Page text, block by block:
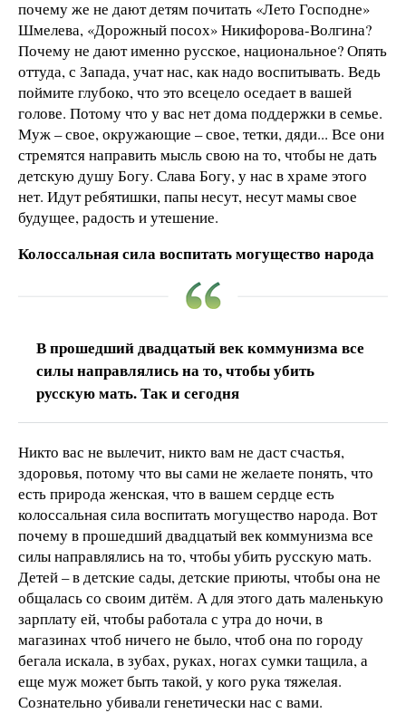
почему же не дают детям почитать «Лето Господне»
Шмелева, «Дорожный посох» Никифорова-Волгина?
Почему не дают именно русское, национальное? Опять
оттуда, с Запада, учат нас, как надо воспитывать. Ведь
поймите глубоко, что это всецело оседает в вашей
голове. Потому что у вас нет дома поддержки в семье.
Муж – свое, окружающие – свое, тетки, дяди... Все они
стремятся направить мысль свою на то, чтобы не дать
детскую душу Богу. Слава Богу, у нас в храме этого
нет. Идут ребятишки, папы несут, несут мамы свое
будущее, радость и утешение.
Колоссальная сила воспитать могущество народа
В прошедший двадцатый век коммунизма все
силы направлялись на то, чтобы убить
русскую мать. Так и сегодня
Никто вас не вылечит, никто вам не даст счастья,
здоровья, потому что вы сами не желаете понять, что
есть природа женская, что в вашем сердце есть
колоссальная сила воспитать могущество народа. Вот
почему в прошедший двадцатый век коммунизма все
силы направлялись на то, чтобы убить русскую мать.
Детей – в детские сады, детские приюты, чтобы она не
общалась со своим дитём. А для этого дать маленькую
зарплату ей, чтобы работала с утра до ночи, в
магазинах чтоб ничего не было, чтоб она по городу
бегала искала, в зубах, руках, ногах сумки тащила, а
еще муж может быть такой, у кого рука тяжелая.
Сознательно убивали генетически нас с вами.